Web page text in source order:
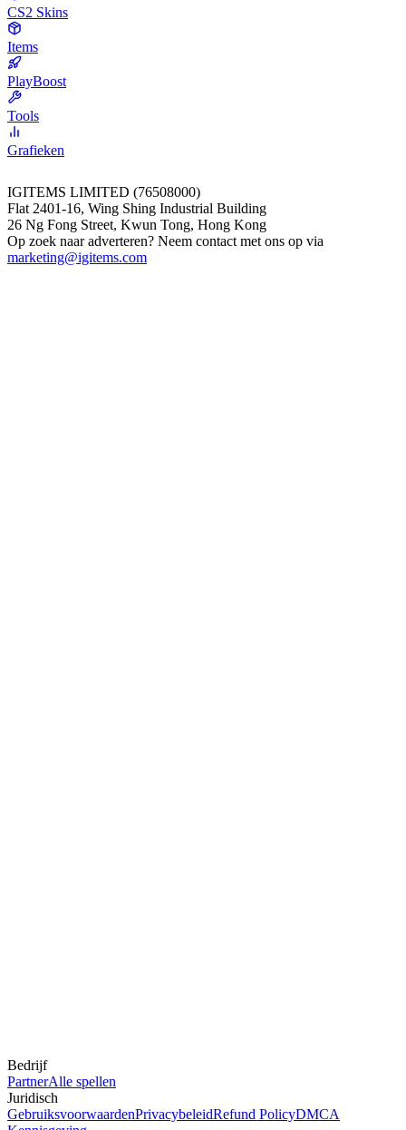
CS2 Skins
Items
PlayBoost
Tools
Grafieken
IGITEMS LIMITED (76508000)
Flat 2401-16, Wing Shing Industrial Building
26 Ng Fong Street, Kwun Tong, Hong Kong
Op zoek naar adverteren? Neem contact met ons op via
marketing@igitems.com
Bedrijf
PartnerAlle spellen
Juridisch
GebruiksvoorwaardenPrivacybeleidRefund PolicyDMCA